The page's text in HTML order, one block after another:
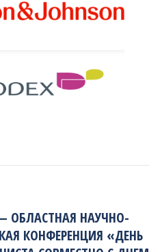
ОБЛАСТНАЯ НАУЧНО-
КОНФЕРЕНЦИЯ «ДЕНЬ